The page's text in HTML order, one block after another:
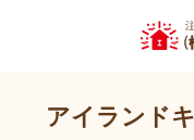
アイランド